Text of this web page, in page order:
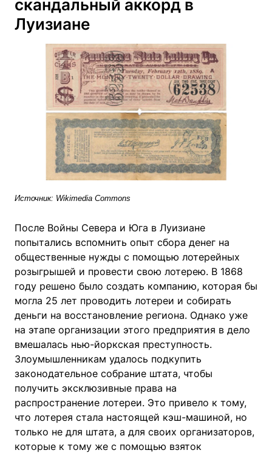
скандальный аккорд в
Луизиане
Источник: Wikimedia Commons
После Войны Севера и Юга в Луизиане
попытались вспомнить опыт сбора денег на
общественные нужды с помощью лотерейных
розыгрышей и провести свою лотерею. В 1868
году решено было создать компанию, которая бы
могла 25 лет проводить лотереи и собирать
деньги на восстановление региона. Однако уже
на этапе организации этого предприятия в дело
вмешалась нью-йоркская преступность.
Злоумышленникам удалось подкупить
законодательное собрание штата, чтобы
получить эксклюзивные права на
распространение лотереи. Это привело к тому,
что лотерея стала настоящей кэш-машиной, но
только не для штата, а для своих организаторов,
которые к тому же с помощью взяток